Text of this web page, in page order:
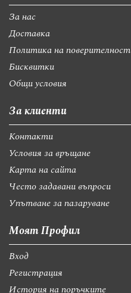
За нас
Доставка
Политика на поверителност
Бисквитки
Общи условия
За клиенти
Контакти
Условия за връщане
Карта на сайта
Често задавани въпроси
Упътване за пазаруване
Моят Профил
Вход
Регистрация
История на поръчките